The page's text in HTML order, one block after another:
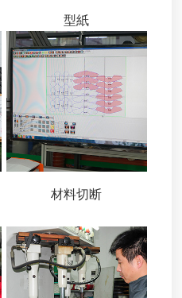
型紙
材料切断